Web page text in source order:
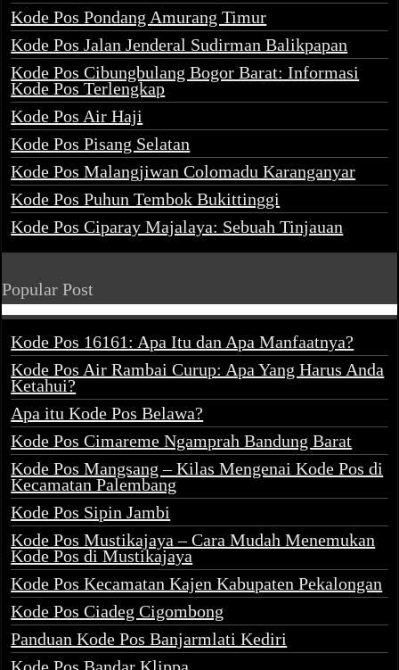
Kode Pos Pondang Amurang Timur
Kode Pos Jalan Jenderal Sudirman Balikpapan
Kode Pos Cibungbulang Bogor Barat: Informasi
Kode Pos Terlengkap
Kode Pos Air Haji
Kode Pos Pisang Selatan
Kode Pos Malangjiwan Colomadu Karanganyar
Kode Pos Puhun Tembok Bukittinggi
Kode Pos Ciparay Majalaya: Sebuah Tinjauan
Popular Post
Kode Pos 16161: Apa Itu dan Apa Manfaatnya?
Kode Pos Air Rambai Curup: Apa Yang Harus Anda
Ketahui?
Apa itu Kode Pos Belawa?
Kode Pos Cimareme Ngamprah Bandung Barat
Kode Pos Mangsang – Kilas Mengenai Kode Pos di
Kecamatan Palembang
Kode Pos Sipin Jambi
Kode Pos Mustikajaya – Cara Mudah Menemukan
Kode Pos di Mustikajaya
Kode Pos Kecamatan Kajen Kabupaten Pekalongan
Kode Pos Ciadeg Cigombong
Panduan Kode Pos Banjarmlati Kediri